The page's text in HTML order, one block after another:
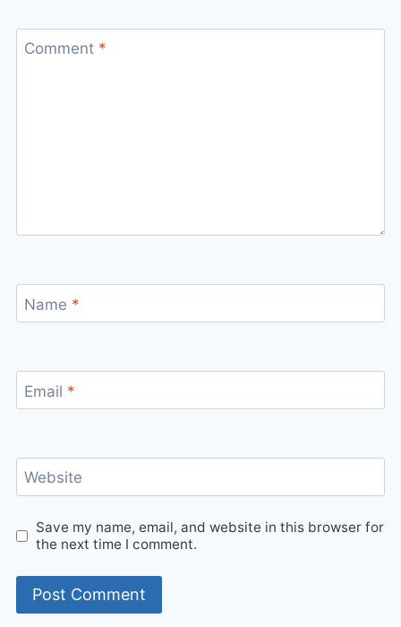
Comment *
Name *
Email *
Website
Save my name, email, and website in this browser for
the next time I comment.